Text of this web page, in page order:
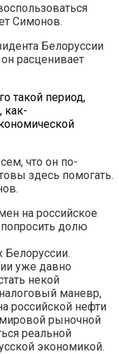
Симонов.
Белоруссии
расценивает
такой период,
как-
что он по-
здесь помогать.
на российское
долю
уже давно
некой
маневр,
российской нефти
рыночной
реальной
экономикой.